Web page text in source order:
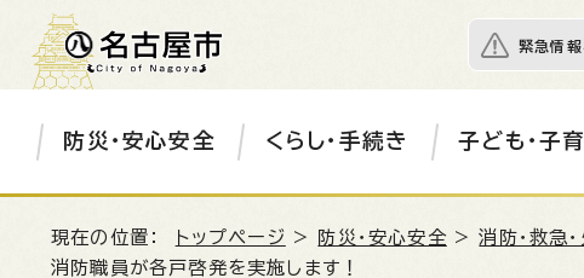
緊急情報
防災・安心安全 くらし・手続き 子ども・子
現在の位置： トップページ > 防災・安心安全>消防・救急
消防職員が各戸啓発を実施します！